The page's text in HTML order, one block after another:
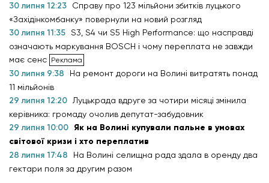
30 липня 12:23
Справу про 123 мільйони збитків луцького
«Західінкомбанку» повернули на новий розгляд
30 липня 11:35 S3, S4 чи S5 High Performance: що насправді
означають маркування BOSCH і чому переплата не завжди
має сенс
30 липня 9:38
На ремонт дороги на Волині витратять понад
11 мільйонів
29 липня 12:20
Луцькрада вдруге за чотири місяці змінила
керівника: громаду очолив депутат-забудовник
29 липня 10:00 Як на Волині купували пальне в умовах
світової кризи і хто переплатив
28 липня 17:48
На Волині селищна рада здала в оренду два
гектари поля за другим разом